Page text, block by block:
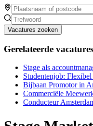
Vacatures zoeken
Gerelateerde vacatures
Stage als
Studentenjob:
Bijbaan Promotor in
Commerciële
Conducteur